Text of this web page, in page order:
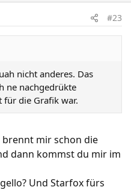
ohne dieses anfangen
gilt jedoch als
Internetspekulanten
Hunter 3
Spieler wirklich
#23
nicht anderes. Das
ne nachgedrükte
für die Grafik war.
brennt mir schon die
dann kommst du mir im
Und Starfox fürs